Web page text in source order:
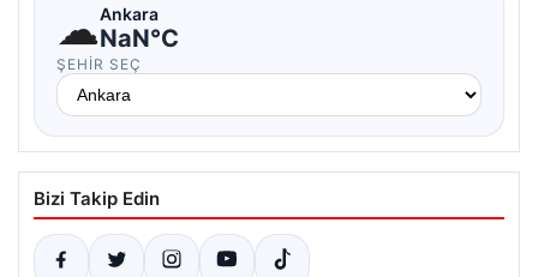
☁Ankara
NaN°C
ŞEHIR SEÇ
Bizi Takip Edin